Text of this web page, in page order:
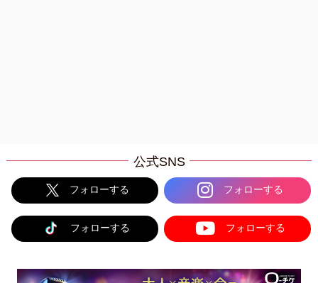
公式SNS
フォローする フォローする
フォローする フォローする